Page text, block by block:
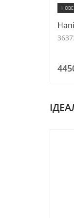
НОВЕ
3637